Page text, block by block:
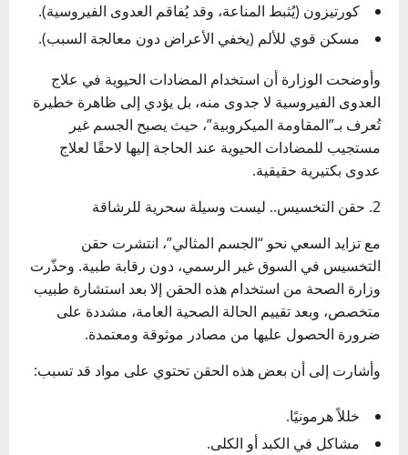
كورتيزون (يُثبط المناعة، وقد يُفاقم العدوى الفيروسية).
مسكن قوي للألم (يخفي الأعراض دون معالجة السبب).
وأوضحت الوزارة أن استخدام المضادات الحيوية في علاج
العدوى الفيروسية لا جدوى منه، بل يؤدي إلى ظاهرة خطيرة
تُعرف بـ”المقاومة الميكروبية”، حيث يصبح الجسم غير
مستجيب للمضادات الحيوية عند الحاجة إليها لاحقًا لعلاج
عدوى بكتيرية حقيقية.
2. حقن التخسيس.. ليست وسيلة سحرية للرشاقة
مع تزايد السعي نحو “الجسم المثالي”، انتشرت حقن
التخسيس في السوق غير الرسمي، دون رقابة طبية. وحذّرت
وزارة الصحة من استخدام هذه الحقن إلا بعد استشارة طبيب
متخصص، وبعد تقييم الحالة الصحية العامة، مشددة على
ضرورة الحصول عليها من مصادر موثوقة ومعتمدة.
وأشارت إلى أن بعض هذه الحقن تحتوي على مواد قد تسبب:
خللاً هرمونيًا.
مشاكل في الكبد أو الكلى.